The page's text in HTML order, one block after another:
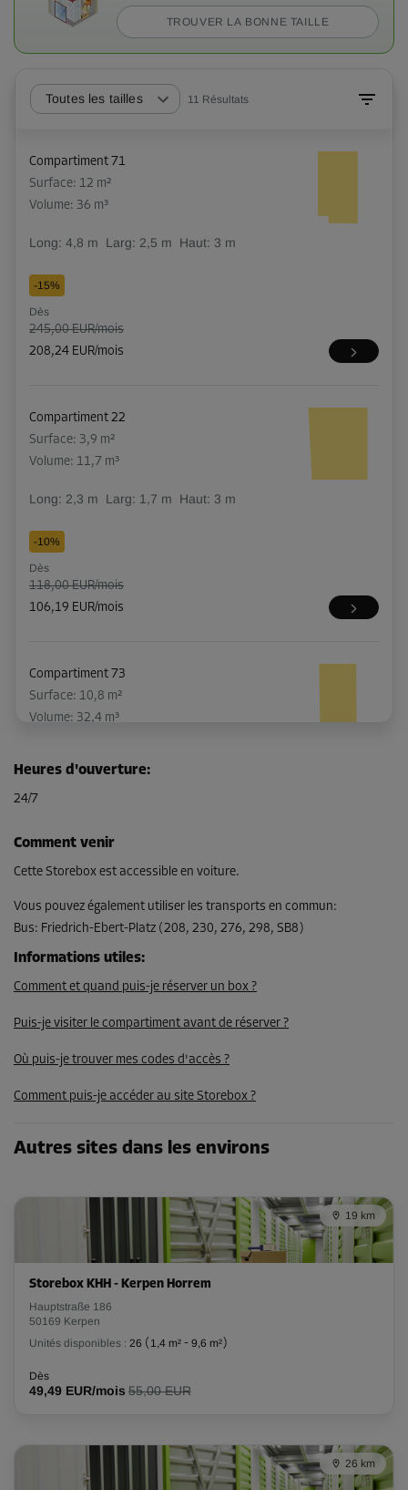
TROUVER LA BONNE TAILLE
Toutes les tailles 11 Résultats
Compartiment 71
Surface: 12 m²
Volume: 36 m³
Long: 4,8 m Larg: 2,5 m Haut: 3 m
-15%
Dès
245,00 EUR/mois
208,24 EUR/mois
Compartiment 22
Surface: 3,9 m²
Volume: 11,7 m³
Long: 2,3 m Larg: 1,7 m Haut: 3 m
-10%
Dès
118,00 EUR/mois
106,19 EUR/mois
Compartiment 73
Surface: 10,8 m²
Volume: 32,4 m³
-15%
229,00 EUR/mois
194,64 EUR/mois
Compartiment 47
Surface: 2,8 m²
-15%
90,00 EUR/mois
Surface: 2,9 m²
Volume: 8,7 m³
Long:2,4m Larg:1,2m Haut:3m
-15%
Dès
79,04 EUR/mois
Compartiment 72
Surface: 16,1 m²
Volume: 48,3 m³
Heures d'ouverture:
24/7
Comment venir
Cette Storebox est accessible en voiture.
Vous pouvez également utiliser les transports en commun:
Bus: Friedrich-Ebert-Platz (208, 230, 276, 298, SB8)
Informations utiles:
Comment et quand puis-je réserver un box ?
Puis-je visiter le compartiment avant de réserver ?
Où puis-je trouver mes codes d'accès ?
Comment puis-je accéder au site Storebox ?
Autres sites dans les environs
19 km
Storebox KHH - Kerpen Horrem
Hauptstraße 186
50169 Kerpen
Unités disponibles : 26 ( 1,4 m² - 9,6 m²)
Dès
49,49 EUR/mois 55,00 EUR
26 km